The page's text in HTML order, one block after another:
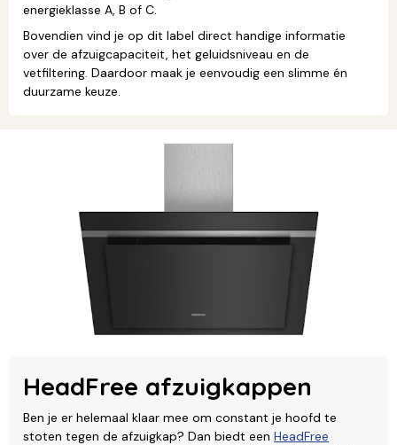
energieklasse A, B of C.
Bovendien vind je op dit label direct handige informatie
over de afzuigcapaciteit, het geluidsniveau en de
vetfiltering. Daardoor maak je eenvoudig een slimme én
duurzame keuze.
HeadFree afzuigkappen
Ben je er helemaal klaar mee om constant je hoofd te
stoten tegen de afzuigkap? Dan biedt een HeadFree